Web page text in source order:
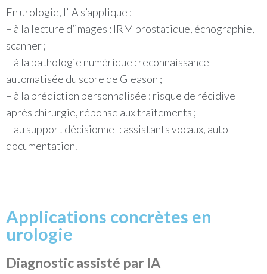
En urologie, l’IA s’applique :
– à la lecture d’images : IRM prostatique, échographie,
scanner ;
– à la pathologie numérique : reconnaissance
automatisée du score de Gleason ;
– à la prédiction personnalisée : risque de récidive
après chirurgie, réponse aux traitements ;
– au support décisionnel : assistants vocaux, auto-
documentation.
Applications concrètes en
urologie
Diagnostic assisté par IA